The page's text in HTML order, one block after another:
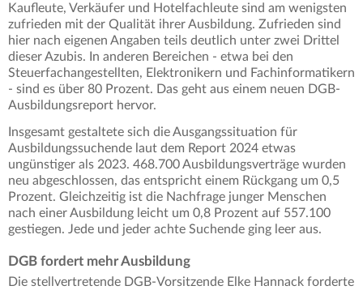
Kaufleute, Verkäufer und Hotelfachleute sind am wenigsten
zufrieden mit der Qualität ihrer Ausbildung. Zufrieden sind
hier nach eigenen Angaben teils deutlich unter zwei Drittel
dieser Azubis. In anderen Bereichen - etwa bei den
Steuerfachangestellten, Elektronikern und Fachinformatikern
- sind es über 80 Prozent. Das geht aus einem neuen DGB-
Ausbildungsreport hervor.
Insgesamt gestaltete sich die Ausgangssituation für
Ausbildungssuchende laut dem Report 2024 etwas
ungünstiger als 2023. 468.700 Ausbildungsverträge wurden
neu abgeschlossen, das entspricht einem Rückgang um 0,5
Prozent. Gleichzeitig ist die Nachfrage junger Menschen
nach einer Ausbildung leicht um 0,8 Prozent auf 557.100
gestiegen. Jede und jeder achte Suchende ging leer aus.
DGB fordert mehr Ausbildung
Die stellvertretende DGB-Vorsitzende Elke Hannack forderte